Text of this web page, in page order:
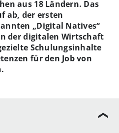
aus 18 Ländern. Das
ab, der ersten
„Digital Natives“
der digitalen Wirtschaft
Schulungsinhalte
für den Job von